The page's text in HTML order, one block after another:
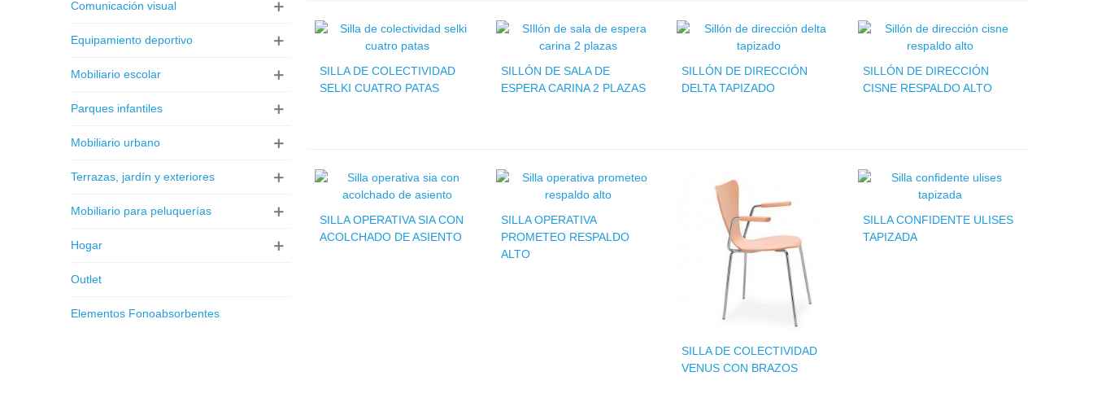
Comunicación visual
Equipamiento deportivo
Mobiliario escolar
Parques infantiles
Mobiliario urbano
Terrazas, jardín y exteriores
Mobiliario para peluquerías
Hogar
Outlet
Elementos Fonoabsorbentes
SILLA DE COLECTIVIDAD
SELKI CUATRO PATAS
SILLÓN DE SALA DE
ESPERA CARINA 2 PLAZAS
SILLÓN DE DIRECCIÓN
DELTA TAPIZADO
SILLÓN DE DIRECCIÓN
CISNE RESPALDO ALTO
SILLA OPERATIVA SIA CON
ACOLCHADO DE ASIENTO
SILLA OPERATIVA
PROMETEO RESPALDO
ALTO
SILLA DE COLECTIVIDAD
VENUS CON BRAZOS
SILLA CONFIDENTE ULISES
TAPIZADA